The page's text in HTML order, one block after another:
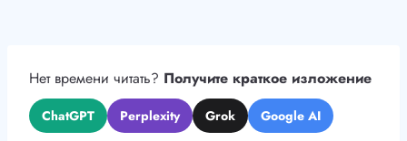
Нет времени читать? Получите краткое изложение
ChatGPT Perplexity Grok Google AI